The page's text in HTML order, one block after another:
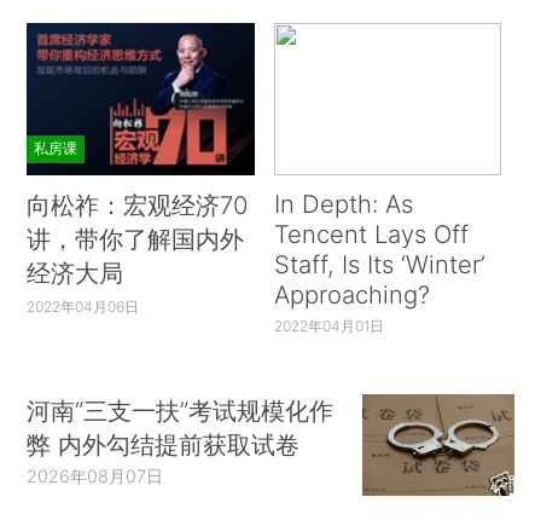
私房课
向松祚：宏观经济70
讲，带你了解国内外
经济大局
2022年04月06日
In Depth: As
Tencent Lays Off
Staff, Is Its ‘Winter’
Approaching?
2022年04月01日
河南“三支一扶”考试规模化作
弊 内外勾结提前获取试卷
2026年08月07日